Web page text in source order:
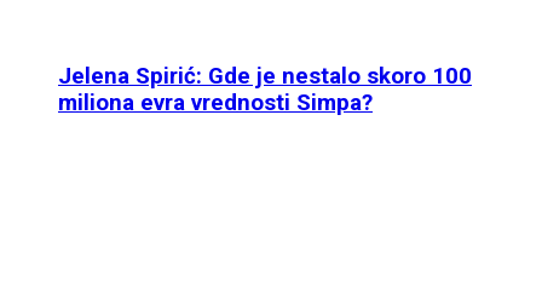
Jelena Spirić: Gde je nestalo skoro 100
miliona evra vrednosti Simpa?